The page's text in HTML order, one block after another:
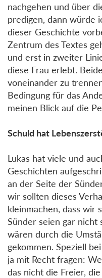
nachgehen und über
predigen, dann würde
dieser Geschichte
Zentrum des Textes
und erst in zweiter
diese Frau erlebt.
voneinander zu
Bedingung für das
meinen Blick auf die
Schuld hat
Lukas hat viele und
Geschichten
an der Seite der
wir sollten dieses
kleinmachen, dass wir
Sünder seien gar nicht
wären durch die
gekommen. Speziell
ja mit Recht fragen:
das nicht die Freier,